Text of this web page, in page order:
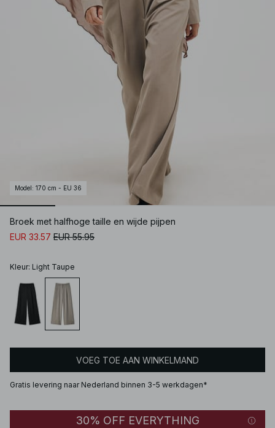
Model : 170 cm - EU 36
Broek met halfhoge taille en wijde pijpen
EUR 33.57 EUR 55.95
Kleur: Light Taupe
VOEG TOE AAN WINKELMAND
Gratis levering naar Nederland binnen 3-5 werkdagen*
30% OFF EVERYTHING